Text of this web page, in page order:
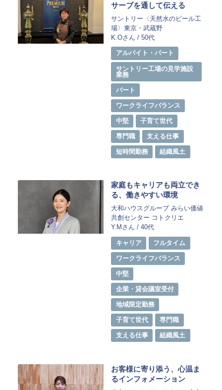
サーブを通して伝える
サントリー〈天然水のビール工
場〉東京・武蔵野
K.Oさん / 50代
アルバイト・パート
サントリー工場の見学施設
業務
パート
ワークライフバランス
中堅 子育て世代
専門職 支える仕事
短時間勤務 組織風土
家庭もキャリアも両立でき
る、働きやすい環境
大和ハウスグループ みらい価値
共創センター コトクリエ
Y.Mさん / 40代
キャリア フルタイム
ワークライフバランス
中堅
企業・貸会議室受付
地域限定勤務
子育て世代 専門職
支える仕事 組織風土
お客様に寄り添う、心温ま
るインフォメーション